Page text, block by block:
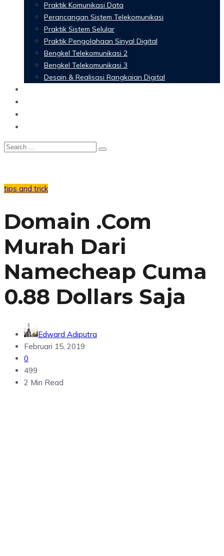
Praktik Komunikasi Data
Perancangan Sistem Telekomunikasi
Praktik Sistem Selular
Praktik Pengolahaan Sinyal Digital
Bengkel Telekomunikasi 2
Bengkel Telekomunikasi 3
Desain & Realisasi Rangkaian Digital
tips and trick
Domain .Com
Murah Dari
Namecheap Cuma
0.88 Dollars Saja
Edward Adiputra
Februari 15, 2019
0
499
2 Min Read